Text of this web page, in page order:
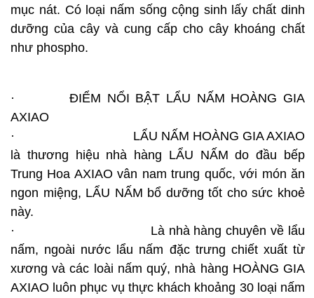
mục nát. Có loại nấm sống cộng sinh lấy chất dinh
dưỡng của cây và cung cấp cho cây khoáng chất
như phospho.
· ĐIỂM NỔI BẬT LẨU NẤM HOÀNG GIA
AXIAO
· LẨU NẤM HOÀNG GIA AXIAO
là thương hiệu nhà hàng LẨU NẤM do đầu bếp
Trung Hoa AXIAO vân nam trung quốc, với món ăn
ngon miệng, LẨU NẤM bổ dưỡng tốt cho sức khoẻ
này.
· Là nhà hàng chuyên về lẩu
nấm, ngoài nước lẩu nấm đặc trưng chiết xuất từ
xương và các loài nấm quý, nhà hàng HOÀNG GIA
AXIAO luôn phục vụ thực khách khoảng 30 loại nấm